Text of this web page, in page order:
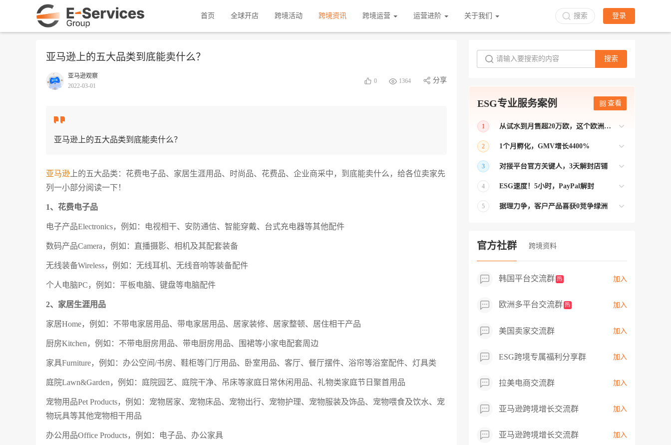
首页 全球开店 跨境活动 跨境资讯 跨境运营 运营进阶 关于我们 搜索 登录
亚马逊上的五大品类到底能卖什么？
亚马逊观察
2022-03-01
0 1364 分享
亚马逊上的五大品类到底能卖什么？
亚马逊 上的五大品类：花费电子品、家居生涯用品、时尚品、花费品、企业商采中，到底能卖什么，给各位卖家先
列一小部分阅读一下！
1、花费电子品
电子产品Electronics，例如：电视相干、安防通信、智能穿戴、台式充电器等其他配件
数码产品Camera，例如：直播摄影、相机及其配套装备
无线装备Wireless，例如：无线耳机、无线音响等装备配件
个人电脑PC，例如：平板电脑、键盘等电脑配件
2、家居生涯用品
家居Home，例如：不带电家居用品、带电家居用品、居家装修、居家整顿、居住相干产品
厨房Kitchen，例如：不带电厨房用品、带电厨房用品、围裙等小家电配套周边
家具Furniture，例如：办公空间/书房、鞋柜等门厅用品、卧室用品、客厅、餐厅摆件、浴帘等浴室配件、灯具类
庭院Lawn&Garden，例如：庭院园艺、庭院干净、吊床等家庭日常休闲用品、礼物类家庭节日聚首用品
宠物用品Pet Products，例如：宠物居家、宠物床品、宠物出行、宠物护理、宠物服装及饰品、宠物喂食及饮水、宠
物玩具等其他宠物相干用品
办公用品Office Products，例如：电子品、办公家具
搜索
ESG专业服务案例 查看
1
从试水到月售超20万欧，这个欧洲本土平台被低估了
2
1个月孵化，GMV增长4400%
业】 >> Gmarket卖家店铺经过ESG跨境客
3
对接平台官方关键人，3天解封店铺
跨境帮我解决了韩国平台店铺异常问题
4
ESG速度！5小时，PayPal解封
ESG拥有Paypal支付和Onbuy平台双绿通道
5
据理力争，客户产品喜获0竞争绿洲
取机会，卖家成功上架市场热卖而平台稀
缺产品，拓展了西班牙新商机！
官方社群 跨境资料
韩国平台交流群 热 加入
欧洲多平台交流群 热 加入
美国卖家交流群 加入
ESG跨境专属福利分享群 加入
拉美电商交流群 加入
亚马逊跨境增长交流群 加入
亚马逊跨境增长交流群 加入